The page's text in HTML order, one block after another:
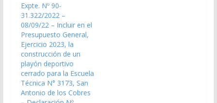
construcción del
edificio de la Escuela
Especial en la localidad
de El Quebrachal.
(Expte. Nº 90-
31.487/2022, a la
Comisión de…
Expte. Nº 90-
31.322/2022 –
08/09/22 – Incluir en el
Presupuesto General,
Ejercicio 2023, la
construcción de un
playón deportivo
cerrado para la Escuela
Técnica N° 3173, San
Antonio de los Cobres